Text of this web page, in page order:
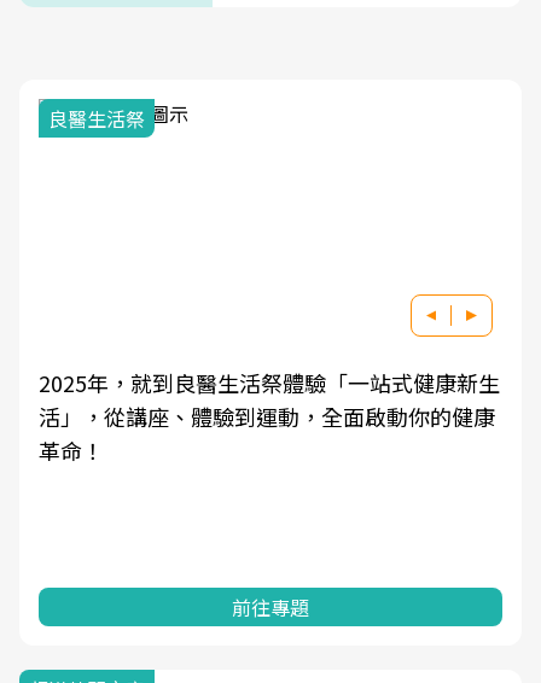
良醫生活祭
2025年，就到良醫生活祭體驗「一站式健康新生
活」，從講座、體驗到運動，全面啟動你的健康
革命！
前往專題